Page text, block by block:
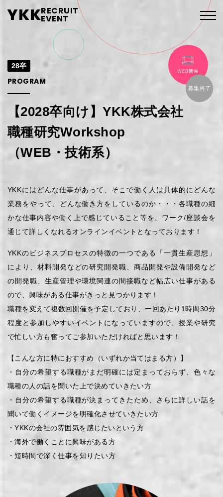
YKKRECRUIT
EVENT
28卒
PROGRAM
【2028卒向け】YKK株式会社
職種研究Workshop
（WEB・技術系）
YKKにはどんな仕事があって、そこで働く人は具体的にどんな
業務をやって、どんな働き方をしているのか・・・各職種の細
かな仕事内容や働く上で感じていること等を、ワーク/座談会を
通じて詳しくなれるオンラインイベントとなっております！
YKKのビジネスプロセスの特徴の一つである「一貫生産思想」
により、材料開発などの研究開発職、商品開発や設備開発など
の開発職、生産管理や環境関連の間接職など幅広い仕事がある
ので、興味がある仕事がきっと見つかります！
職種を変えて複数回開催を予定しており、一回あたり1時間30分
程度と参加しやすいイベントになっていますので、授業や研究
で忙しい方も奮ってご参加いただければと思います！
【こんな方に特におすすめ（いずれか当てはまる方）】
・自分の希望する職種がまだ明確には定まっておらず、色々な
職種の人の話を聞いた上で決めていきたい方
・自分の希望する職種が決まってきたため、さらに詳しい話を
聞いて働くイメージを明確化させていきたい方
・YKKの会社の雰囲気を感じたいという方
・海外で働くことに興味がある方
・短時間で深く仕事を知りたい方